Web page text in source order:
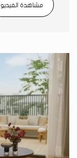
مشاهدة الفيديو